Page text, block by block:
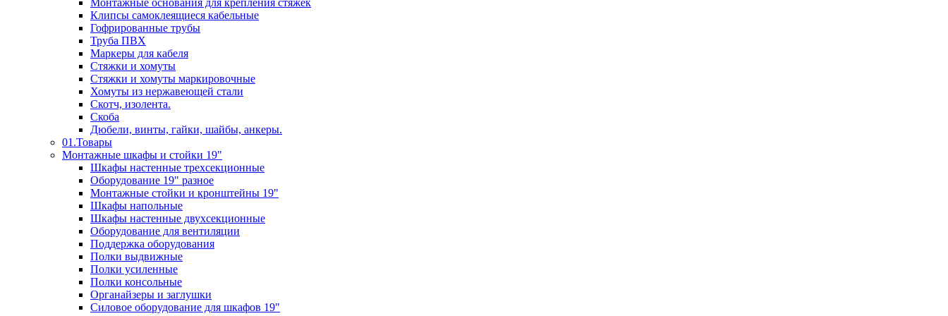
Монтажные основания для крепления стяжек
Клипсы самоклеящиеся кабельные
Гофрированные трубы
Труба ПВХ
Маркеры для кабеля
Стяжки и хомуты
Стяжки и хомуты маркировочные
Хомуты из нержавеющей стали
Скотч, изолента.
Скоба
Дюбели, винты, гайки, шайбы, анкеры.
01.Товары
Монтажные шкафы и стойки 19"
Шкафы настенные трехсекционные
Оборудование 19" разное
Монтажные стойки и кронштейны 19"
Шкафы напольные
Шкафы настенные двухсекционные
Оборудование для вентиляции
Поддержка оборудования
Полки выдвижные
Полки усиленные
Полки консольные
Органайзеры и заглушки
Силовое оборудование для шкафов 19"